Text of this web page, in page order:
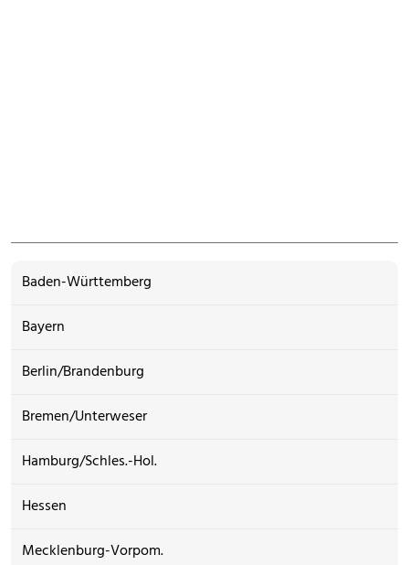
Baden-Württemberg
Bayern
Berlin/Brandenburg
Bremen/Unterweser
Hamburg/Schles.-Hol.
Hessen
Mecklenburg-Vorpom.